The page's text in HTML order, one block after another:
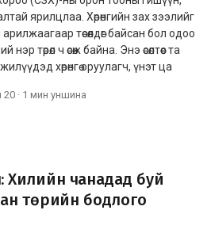
ярилцлаа. Хөрөнгийн зах зээлийг
төсөөлдөг байсан бол одоо
төрөл ч өсөж байна. Энэ өсөлтөөс та
хөрөнгө оруулагч, үнэт ца
20 · 1 мин уншина
Хилийн чанадад буй
төрийн бодлого